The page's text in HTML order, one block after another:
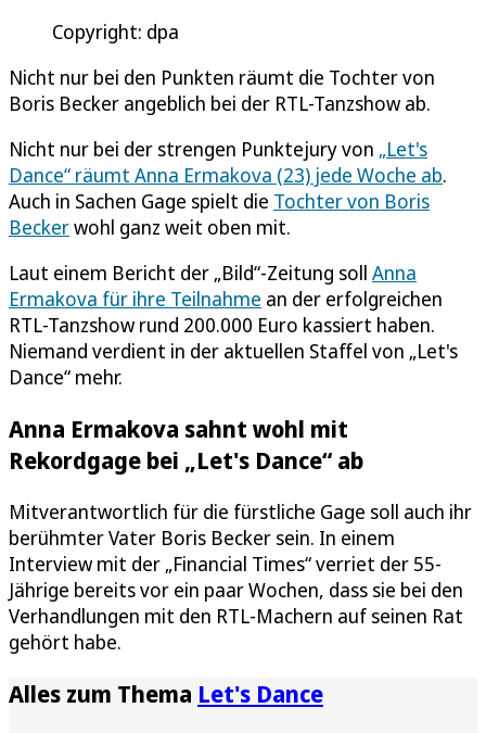
Copyright: dpa
Nicht nur bei den Punkten räumt die Tochter von
Boris Becker angeblich bei der RTL-Tanzshow ab.
Nicht nur bei der strengen Punktejury von „Let's
Dance“ räumt Anna Ermakova (23) jede Woche ab.
Auch in Sachen Gage spielt die Tochter von Boris
Beckerwohl ganz weit oben mit.
Laut einem Bericht der „Bild“-Zeitung soll Anna
Ermakova für ihre Teilnahme an der erfolgreichen
RTL-Tanzshow rund 200.000 Euro kassiert haben.
Niemand verdient in der aktuellen Staffel von „Let's
Dance“ mehr.
Anna Ermakova sahnt wohl mit
Rekordgage bei „Let's Dance“ ab
Mitverantwortlich für die fürstliche Gage soll auch ihr
berühmter Vater Boris Becker sein. In einem
Interview mit der „Financial Times“ verriet der 55-
Jährige bereits vor ein paar Wochen, dass sie bei den
Verhandlungen mit den RTL-Machern auf seinen Rat
gehört habe.
Alles zum Thema Let's Dance